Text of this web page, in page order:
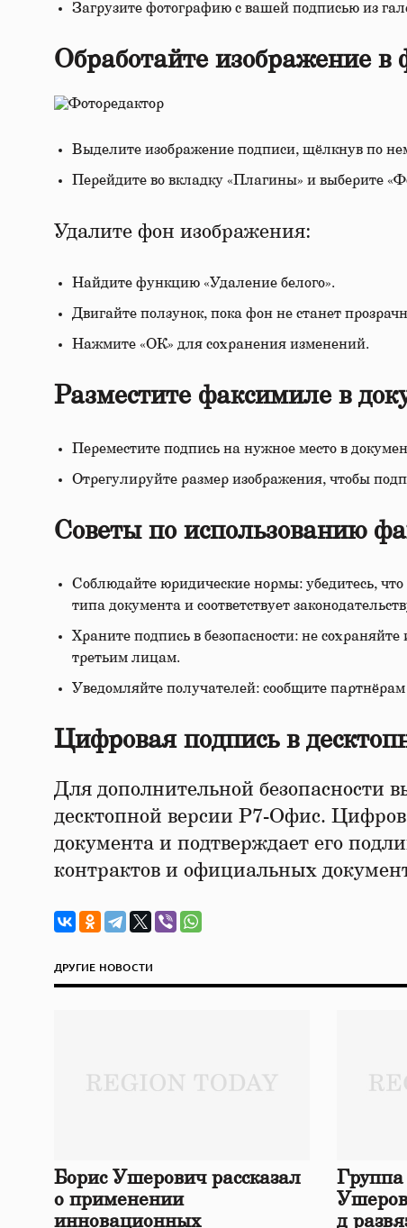
Загрузите фотографию с вашей подписью из
Обработайте изображение в
Выделите изображение подписи, щёлкнув по
Перейдите во вкладку «Плагины» и выберите
Удалите фон изображения:
Найдите функцию «Удаление белого».
Двигайте ползунок, пока фон не станет
Нажмите «ОК» для сохранения изменений.
Разместите факсимиле в
Переместите подпись на нужное место в
Отрегулируйте размер изображения, чтобы
Советы по использованию
Соблюдайте юридические нормы: убедитесь,
типа документа и соответствует
Храните подпись в безопасности: не
третьим лицам.
Уведомляйте получателей: сообщите
Цифровая подпись в
Для дополнительной безопасности
десктопной версии Р7-Офис.
документа и подтверждает его
контрактов и официальных
ДРУГИЕ НОВОСТИ
Борис Ушерович рассказал
о применении
инновационных
д